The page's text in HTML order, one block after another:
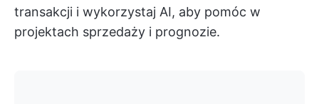
transakcji i wykorzystaj AI, aby pomóc w
projektach sprzedaży i prognozie.